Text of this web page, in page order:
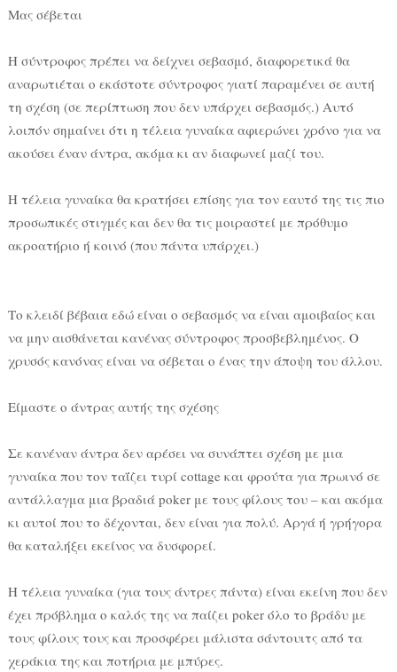
Μας σέβεται
Η σύντροφος πρέπει να δείχνει σεβασμό, διαφορετικά θα
αναρωτιέται ο εκάστοτε σύντροφος γιατί παραμένει σε αυτή
τη σχέση (σε περίπτωση που δεν υπάρχει σεβασμός.) Αυτό
λοιπόν σημαίνει ότι η τέλεια γυναίκα αφιερώνει χρόνο για να
ακούσει έναν άντρα, ακόμα κι αν διαφωνεί μαζί του.
Η τέλεια γυναίκα θα κρατήσει επίσης για τον εαυτό της τις πιο
προσωπικές στιγμές και δεν θα τις μοιραστεί με πρόθυμο
ακροατήριο ή κοινό (που πάντα υπάρχει.)
Το κλειδί βέβαια εδώ είναι ο σεβασμός να είναι αμοιβαίος και
να μην αισθάνεται κανένας σύντροφος προσβεβλημένος. Ο
χρυσός κανόνας είναι να σέβεται ο ένας την άποψη του άλλου.
Είμαστε ο άντρας αυτής της σχέσης
Σε κανέναν άντρα δεν αρέσει να συνάπτει σχέση με μια
γυναίκα που τον ταΐζει τυρί cottage και φρούτα για πρωινό σε
αντάλλαγμα μια βραδιά poker με τους φίλους του – και ακόμα
κι αυτοί που το δέχονται, δεν είναι για πολύ. Αργά ή γρήγορα
θα καταλήξει εκείνος να δυσφορεί.
Η τέλεια γυναίκα (για τους άντρες πάντα) είναι εκείνη που δεν
έχει πρόβλημα ο καλός της να παίζει poker όλο το βράδυ με
τους φίλους τους και προσφέρει μάλιστα σάντουιτς από τα
χεράκια της και ποτήρια με μπύρες.